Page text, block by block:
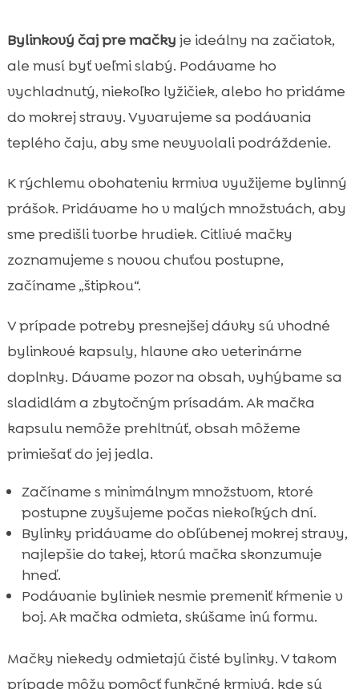
Bylinkový čaj pre mačky je ideálny na začiatok,
ale musí byť veľmi slabý. Podávame ho
vychladnutý, niekoľko lyžičiek, alebo ho pridáme
do mokrej stravy. Vyvarujeme sa podávania
teplého čaju, aby sme nevyvolali podráždenie.
K rýchlemu obohateniu krmiva využijeme bylinný
prášok. Pridávame ho v malých množstvách, aby
sme predišli tvorbe hrudiek. Citlivé mačky
zoznamujeme s novou chuťou postupne,
začíname „štipkou“.
V prípade potreby presnejšej dávky sú vhodné
bylinkové kapsuly, hlavne ako veterinárne
doplnky. Dávame pozor na obsah, vyhýbame sa
sladidlám a zbytočným prísadám. Ak mačka
kapsulu nemôže prehltnúť, obsah môžeme
primiešať do jej jedla.
Začíname s minimálnym množstvom, ktoré
postupne zvyšujeme počas niekoľkých dní.
Bylinky pridávame do obľúbenej mokrej stravy,
najlepšie do takej, ktorú mačka skonzumuje
hneď.
Podávanie byliniek nesmie premeniť kŕmenie v
boj. Ak mačka odmieta, skúšame inú formu.
Mačky niekedy odmietajú čisté bylinky. V takom
prípade môžu pomôcť funkčné krmivá, kde sú